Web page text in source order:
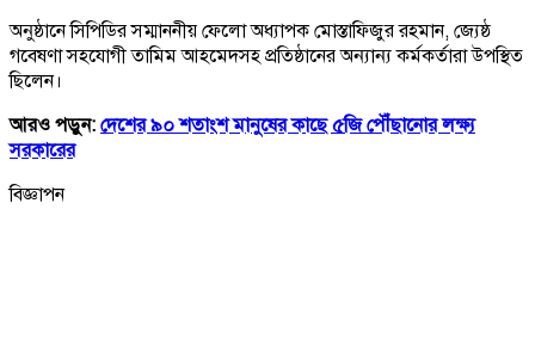
অনুষ্ঠানে সিপিডির সম্মাননীয় ফেলো অধ্যাপক মোস্তাফিজুর রহমান, জ্যেষ্ঠ
গবেষণা সহযোগী তামিম আহমেদসহ প্রতিষ্ঠানের অন্যান্য কর্মকর্তারা উপস্থিত
ছিলেন।
আরও পড়ুন: দেশের ৯০ শতাংশ মানুষের কাছে ৫জি পৌঁছানোর লক্ষ্য
সরকারের
বিজ্ঞাপন